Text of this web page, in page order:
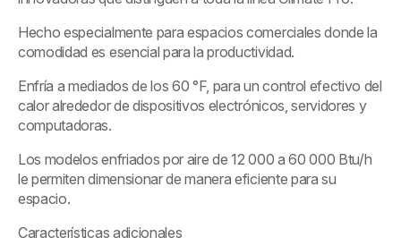
Hecho especialmente para espacios comerciales donde la
comodidad es esencial para la productividad.
Enfría a mediados de los 60 °F, para un control efectivo del
calor alrededor de dispositivos electrónicos, servidores y
computadoras.
Los modelos enfriados por aire de 12 000 a 60 000 Btu/h
le permiten dimensionar de manera eficiente para su
espacio.
Características adicionales